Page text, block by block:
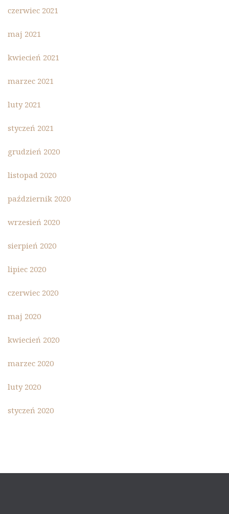
czerwiec 2021
maj 2021
kwiecień 2021
marzec 2021
luty 2021
styczeń 2021
grudzień 2020
listopad 2020
październik 2020
wrzesień 2020
sierpień 2020
lipiec 2020
czerwiec 2020
maj 2020
kwiecień 2020
marzec 2020
luty 2020
styczeń 2020